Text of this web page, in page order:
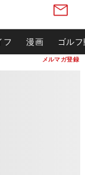
メルマガ登録
フ 漫画 ゴル